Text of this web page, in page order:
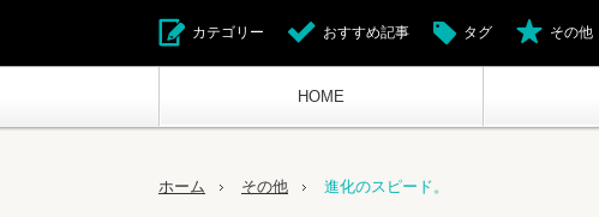
HOME
カテゴリー おすすめ記事 タグ その他
ホーム その他 進化のスピード。